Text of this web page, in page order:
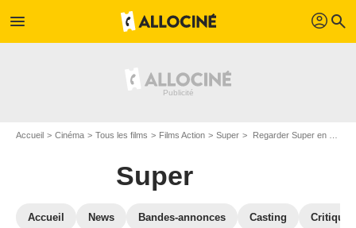
menu profil search
Accueil Cinéma Tous les films Films Action Super Regarder Super en SVOD
Super
Accueil News Bandes-annonces Casting